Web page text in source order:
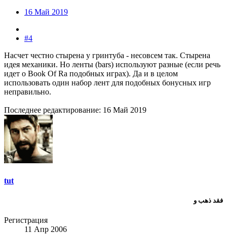
16 Май 2019
#4
Насчет честно стырена у гринтуба - несовсем так. Стырена
идея механики. Но ленты (bars) используют разные (если речь
идет о Book Of Ra подобных играх). Да и в целом
использовать один набор лент для подобных бонусных игр
неправильно.
Последнее редактирование: 16 Май 2019
tut
فقد ذهب و
Регистрация
11 Апр 2006